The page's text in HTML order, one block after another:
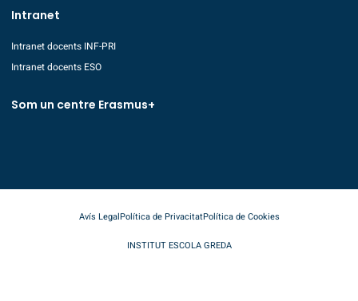
Intranet
Intranet docents INF-PRI
Intranet docents ESO
Som un centre Erasmus+
Avís LegalPolítica de PrivacitatPolítica de Cookies
INSTITUT ESCOLA GREDA